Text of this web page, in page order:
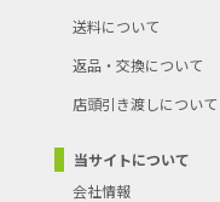
送料について
返品・交換について
店頭引き渡しについて
当サイトについて
会社情報